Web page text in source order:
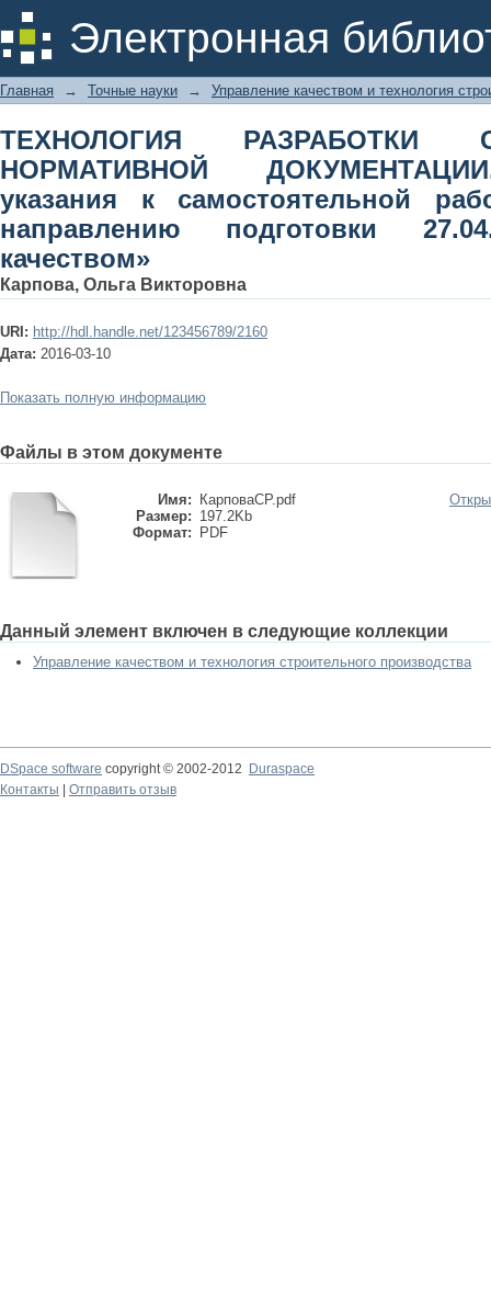
Электронная
ТЕХНОЛОГИЯ РАЗРАБОТКИ
Методические указания к
направлению подготовки 27.04.02
Главная → Точные науки → Управление качеством и технология
ТЕХНОЛОГИЯ РАЗРАБОТКИ
НОРМАТИВНОЙ
указания к самостоятельной
направлению подготовки
качеством»
Карпова, Ольга Викторовна
URI: http://hdl.handle.net/123456789/2160
Дата: 2016-03-10
Показать полную информацию
Файлы в этом документе
Имя:
КарповаСР.pdf
Размер: 197.2Kb
Формат:
PDF
Данный элемент включен в следующие коллекции
Управление качеством и технология строительного производства
DSpace software copyright © 2002-2012
Duraspace
Контакты
Отправить отзыв